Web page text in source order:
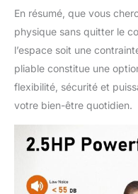
En résumé, que vous
physique sans quitter le
l’espace soit une
pliable constitue une
flexibilité, sécurité et
votre bien-être quotidien.